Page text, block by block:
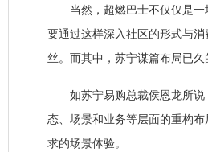
当然，超燃巴士不仅仅是一
要通过这样深入社区的形式与
丝。而其中，苏宁谋篇布局已
如苏宁易购总裁侯恩龙所说
态、场景和业务等层面的重构
求的场景体验。